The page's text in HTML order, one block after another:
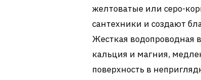
желтоватые или серо-
сантехники и создают
Жесткая водопроводная
кальция и магния,
поверхность в